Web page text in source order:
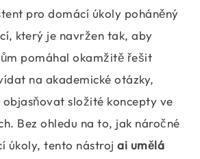
pro domácí úkoly poháněný
který je navržen tak, aby
pomáhal okamžitě řešit
na akademické otázky,
složité koncepty ve
Bez ohledu na to, jak náročné
úkoly, tento nástroj ai umělá